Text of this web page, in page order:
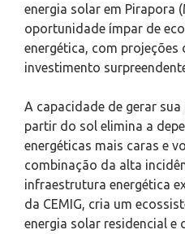
energia solar em Pirapora
oportunidade ímpar de
energética, com projeções
investimento
A capacidade de gerar
partir do sol elimina a
energéticas mais caras e
combinação da alta
infraestrutura energética
da CEMIG, cria um
energia solar residencial e